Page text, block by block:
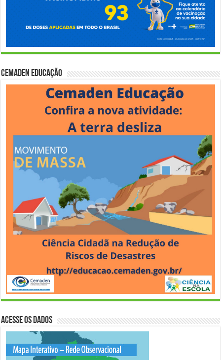
Cemaden Educação
Acesse os Dados